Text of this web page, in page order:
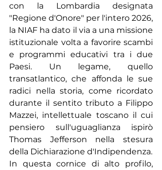
con la Lombardia designata
"Regione d'Onore" per l'intero 2026,
la NIAF ha dato il via a una missione
istituzionale volta a favorire scambi
e programmi educativi tra i due
Paesi. Un legame, quello
transatlantico, che affonda le sue
radici nella storia, come ricordato
durante il sentito tributo a Filippo
Mazzei, intellettuale toscano il cui
pensiero sull'uguaglianza ispirò
Thomas Jefferson nella stesura
della Dichiarazione d'Indipendenza.
In questa cornice di alto profilo,